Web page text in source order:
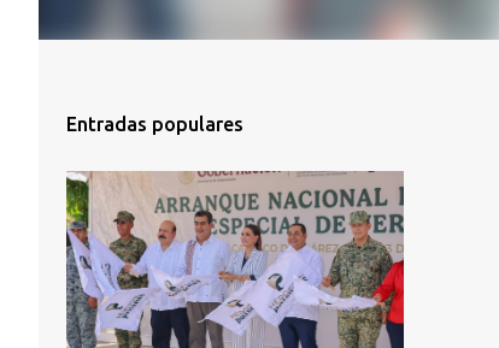
Entradas populares